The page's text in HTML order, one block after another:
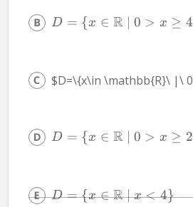
D = {x ∈ R 0 > x ≥ 4
$D=\{x\in \mathbb{R}\ |\ 0
D = {x ∈ R 0 > x ≥ 2
D = {x ∈ R ∣ x < 4}